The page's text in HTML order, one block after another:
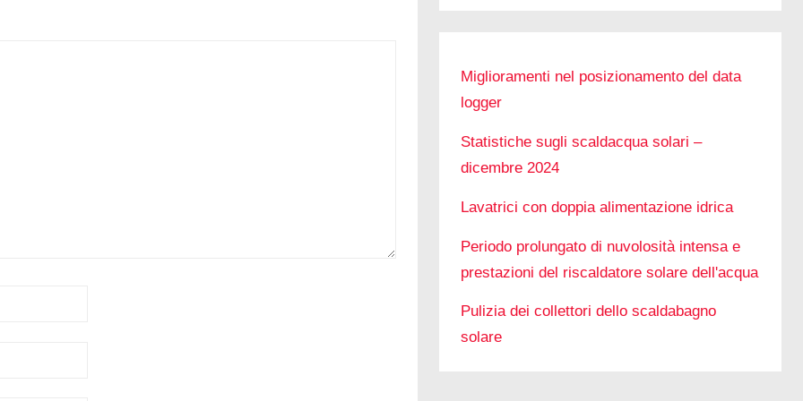
Miglioramenti nel posizionamento del data
logger
Statistiche sugli scaldacqua solari –
dicembre 2024
Lavatrici con doppia alimentazione idrica
Periodo prolungato di nuvolosità intensa e
prestazioni del riscaldatore solare dell'acqua
Pulizia dei collettori dello scaldabagno
solare